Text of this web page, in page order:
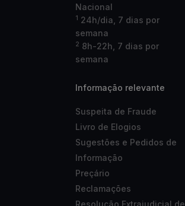
Nacional
1 24h/dia, 7 dias por
semana
2 8h-22h, 7 dias por
semana
Informação relevante
Suspeita de Fraude
Livro de Elogios
Sugestões e Pedidos de
Informação
Preçário
Reclamações